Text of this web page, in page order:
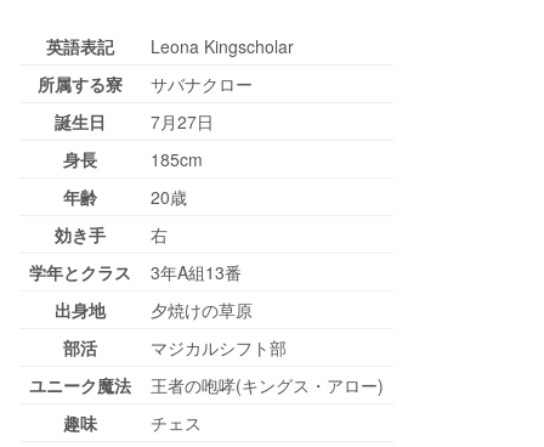
英語表記
Leona Kingscholar
所属する寮
サバナクロー
誕生日
7月27日
身長
185cm
年齢
20歳
効き手
右
学年とクラス
3年A組13番
出身地
夕焼けの草原
部活
マジカルシフト部
ユニーク魔法
王者の咆哮(キングス・アロー)
趣味
チェス